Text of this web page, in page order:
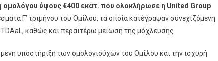
ομολόγου ύψους €400 εκατ. που ολοκλήρωσε η United Group
Γ’ τριμήνου του Ομίλου, τα οποία κατέγραψαν συνεχιζόμενη
καθώς και περαιτέρω μείωση της μόχλευσης.
υποστήριξη των ομολογιούχων του Ομίλου και την ισχυρή